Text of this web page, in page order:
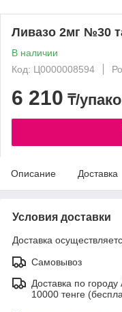
Ливазо 2мг №30
В наличии
Код: Ц0000008594
6 210 ₸/
Описание Доставка
Условия доставки
Доставка
Самовывоз
Доставка по
10000 тенге